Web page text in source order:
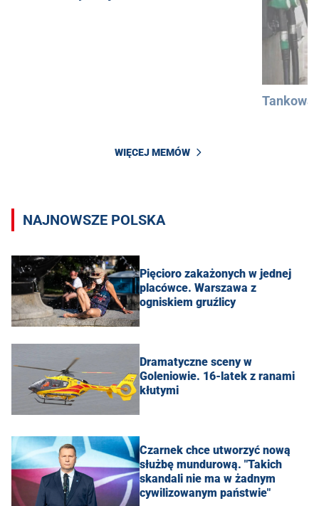
WIĘCEJ MEMÓW
NAJNOWSZE POLSKA
Pięcioro zakażonych w jednej
placówce. Warszawa z
ogniskiem gruźlicy
Dramatyczne sceny w
Goleniowie. 16-latek z ranami
kłutymi
Czarnek chce utworzyć nową
służbę mundurową. "Takich
skandali nie ma w żadnym
cywilizowanym państwie"